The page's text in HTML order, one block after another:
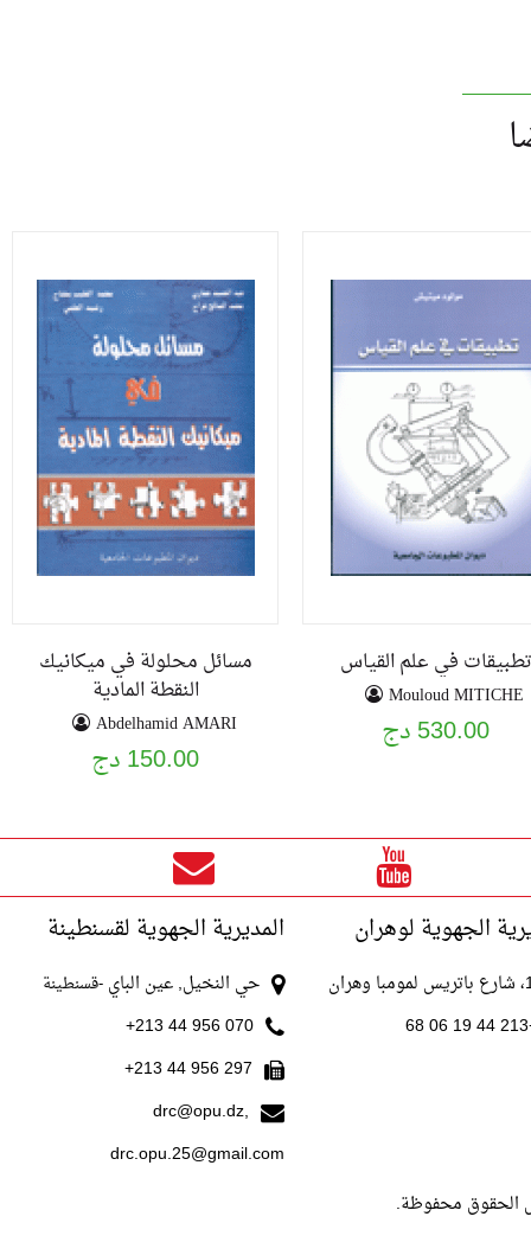
تطبيقات في علم القياس
Mouloud MITICHE
530.00 دج
مسائل محلولة في ميكانيك
النقطة المادية
Abdelhamid AMARI
150.00 دج
الجهوية لوهران المديرية الجهوية لقسنطينة
حي النخيل, عين الباي -قسنطينة
070 956 44 213+
297 956 44 213+
drc@opu.dz,
drc.opu.25@gmail.com
الحقوق محفوظة.